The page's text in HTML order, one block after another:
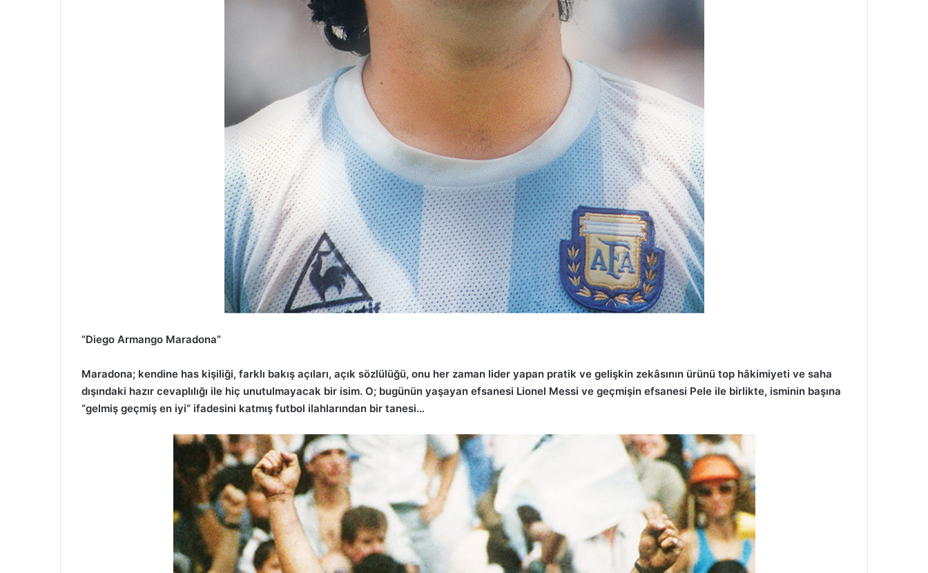
“Diego Armango Maradona”
Maradona; kendine has kişiliği, farklı bakış açıları, açık sözlülüğü, onu her zaman lider yapan pratik ve gelişkin zekâsının ürünü top hâkimiyeti ve saha
dışındaki hazır cevaplılığı ile hiç unutulmayacak bir isim. O; bugünün yaşayan efsanesi Lionel Messi ve geçmişin efsanesi Pele ile birlikte, isminin başına
“gelmiş geçmiş en iyi” ifadesini katmış futbol ilahlarından bir tanesi…